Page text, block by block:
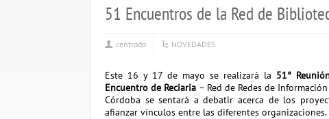
51 Encuentros de la Red de
centrodo NOVEDADES
Este 16 y 17 de mayo se realizará la 51°
Encuentro de Reciaria – Red de Redes de
Córdoba se sentará a debatir acerca de los
afianzar vínculos entre las diferentes organizaciones.